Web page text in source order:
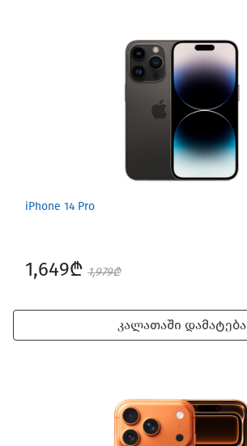
iPhone 14 Pro
1,649₾ 1,979₾
კალათაში დამატება